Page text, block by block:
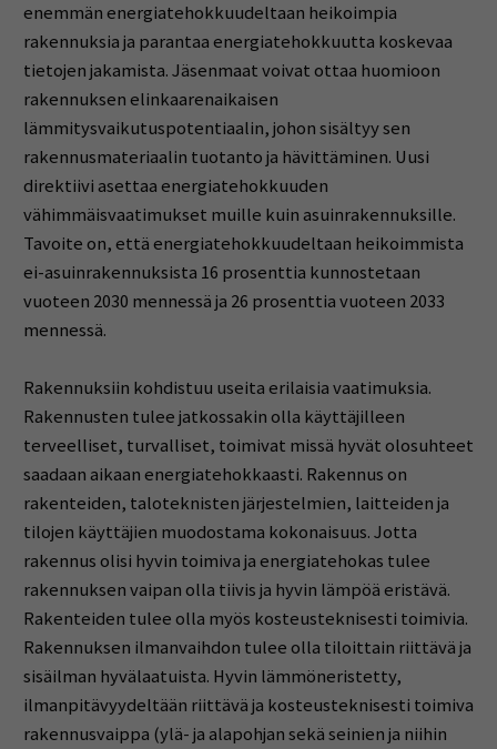
enemmän energiatehokkuudeltaan heikoimpia
rakennuksia ja parantaa energiatehokkuutta koskevaa
tietojen jakamista. Jäsenmaat voivat ottaa huomioon
rakennuksen elinkaarenaikaisen
lämmitysvaikutuspotentiaalin, johon sisältyy sen
rakennusmateriaalin tuotanto ja hävittäminen. Uusi
direktiivi asettaa energiatehokkuuden
vähimmäisvaatimukset muille kuin asuinrakennuksille.
Tavoite on, että energiatehokkuudeltaan heikoimmista
ei-asuinrakennuksista 16 prosenttia kunnostetaan
vuoteen 2030 mennessä ja 26 prosenttia vuoteen 2033
mennessä.
Rakennuksiin kohdistuu useita erilaisia vaatimuksia.
Rakennusten tulee jatkossakin olla käyttäjilleen
terveelliset, turvalliset, toimivat missä hyvät olosuhteet
saadaan aikaan energiatehokkaasti. Rakennus on
rakenteiden, taloteknisten järjestelmien, laitteiden ja
tilojen käyttäjien muodostama kokonaisuus. Jotta
rakennus olisi hyvin toimiva ja energiatehokas tulee
rakennuksen vaipan olla tiivis ja hyvin lämpöä eristävä.
Rakenteiden tulee olla myös kosteusteknisesti toimivia.
Rakennuksen ilmanvaihdon tulee olla tiloittain riittävä ja
sisäilman hyvälaatuista. Hyvin lämmöneristetty,
ilmanpitävyydeltään riittävä ja kosteusteknisesti toimiva
rakennusvaippa (ylä- ja alapohjan sekä seinien ja niihin